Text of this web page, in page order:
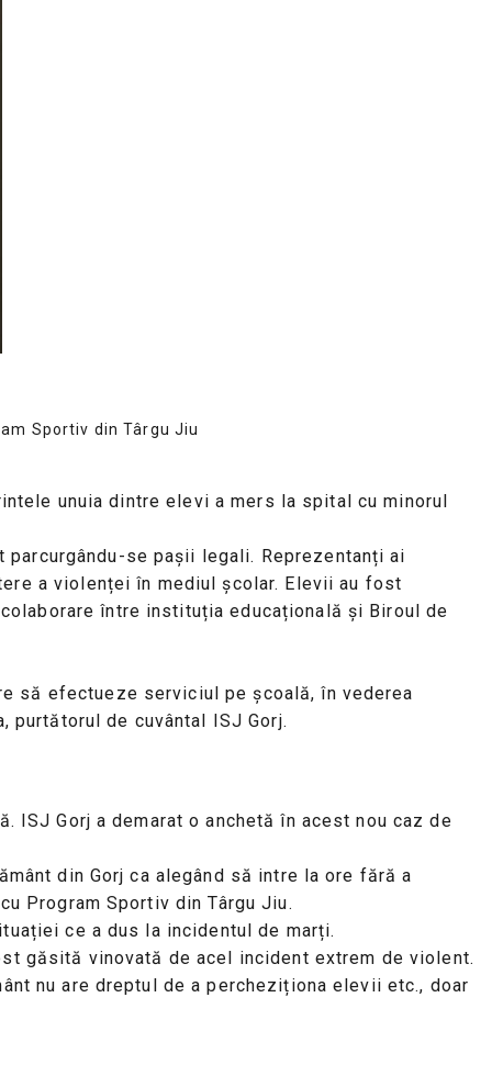
Sportiv din Târgu Jiu
unuia dintre elevi a mers la spital cu minorul
se pașii legali. Reprezentanți ai
a violenței în mediul școlar. Elevii au fost
între instituția educațională și Biroul de
să efectueze serviciul pe școală, în vederea
purtătorul de cuvântal ISJ Gorj.
ISJ Gorj a demarat o anchetă în acest nou caz de
din Gorj ca alegând să intre la ore fără a
Program Sportiv din Târgu Jiu.
ce a dus la incidentul de marți.
găsită vinovată de acel incident extrem de violent.
nu are dreptul de a percheziționa elevii etc., doar